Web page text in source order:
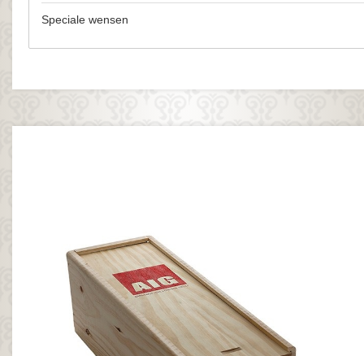
Speciale wensen